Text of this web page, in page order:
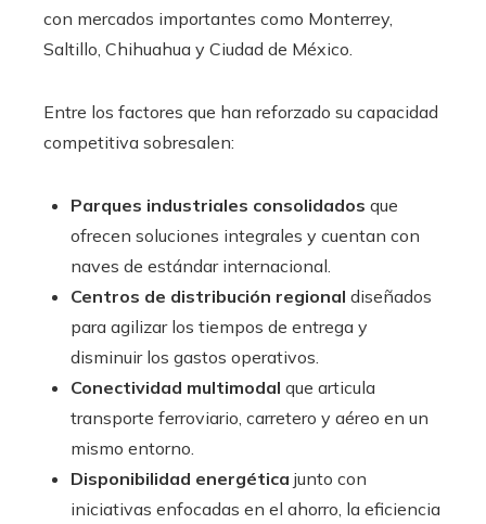
con mercados importantes como Monterrey,
Saltillo, Chihuahua y Ciudad de México.
Entre los factores que han reforzado su capacidad
competitiva sobresalen:
Parques industriales consolidados que
ofrecen soluciones integrales y cuentan con
naves de estándar internacional.
Centros de distribución regional diseñados
para agilizar los tiempos de entrega y
disminuir los gastos operativos.
Conectividad multimodal que articula
transporte ferroviario, carretero y aéreo en un
mismo entorno.
Disponibilidad energética junto con
iniciativas enfocadas en el ahorro, la eficiencia